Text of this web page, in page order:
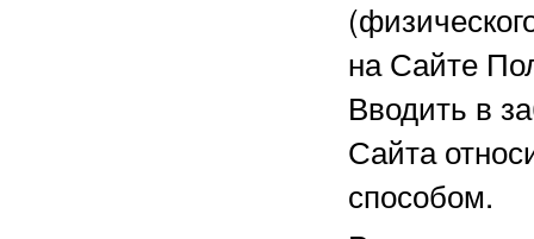
на Сайте
Вводить в
Сайта
способом.